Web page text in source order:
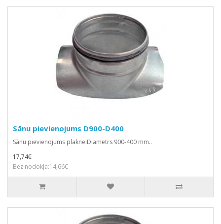
Sānu pievienojums D900-D400
Sānu pievienojums plakneiDiametrs 900-400 mm..
17,74€
Bez nodokļa:14,66€